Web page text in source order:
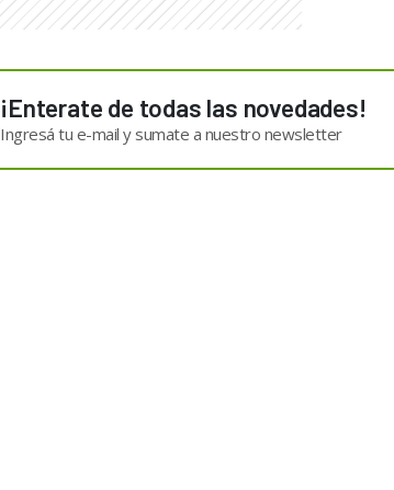
¡Enterate de todas las novedades!
Ingresá tu e-mail y sumate a nuestro newsletter